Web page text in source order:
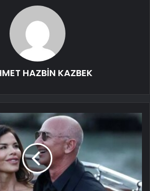
HAZBİN KAZBEK